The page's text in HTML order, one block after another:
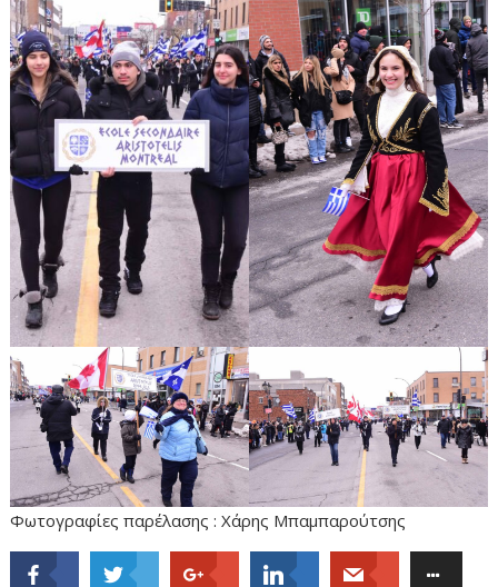
Φωτογραφίες παρέλασης : Χάρης Μπαμπαρούτσης